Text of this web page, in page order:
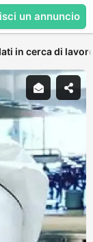
un annuncio
in cerca di